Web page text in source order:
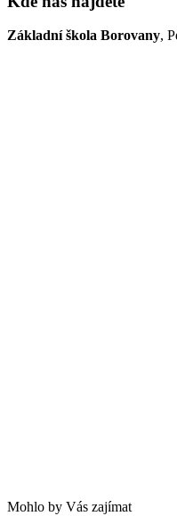
Základní škola Borovany,
Mohlo by Vás zajímat